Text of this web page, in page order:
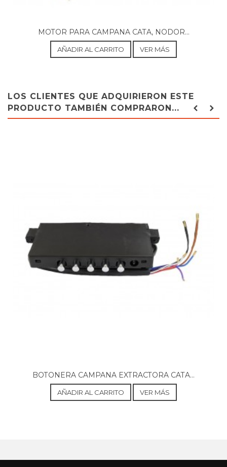
MOTOR PARA CAMPANA CATA, NODOR...
AÑADIR AL CARRITO VER MÁS
LOS CLIENTES QUE ADQUIRIERON ESTE
PRODUCTO TAMBIÉN COMPRARON...
BOTONERA CAMPANA EXTRACTORA CATA...
AÑADIR AL CARRITO VER MÁS